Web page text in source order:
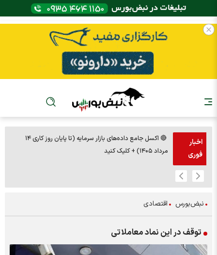
اخبار
فوری
🔴 اکسل جامع داده‌های بازار سرمایه (تا پایان روز کاری ۱۴
مرداد ۱۴۰۵) + کلیک کنید
نبض‌بورس اقتصادی
توقف در این نماد معاملاتی